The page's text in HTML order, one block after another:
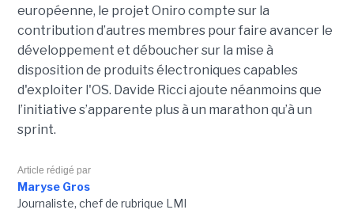
européenne, le projet Oniro compte sur la
contribution d’autres membres pour faire avancer le
développement et déboucher sur la mise à
disposition de produits électroniques capables
d'exploiter l'OS. Davide Ricci ajoute néanmoins que
l’initiative s’apparente plus à un marathon qu’à un
sprint.
Article rédigé par
Maryse Gros
Journaliste, chef de rubrique LMI